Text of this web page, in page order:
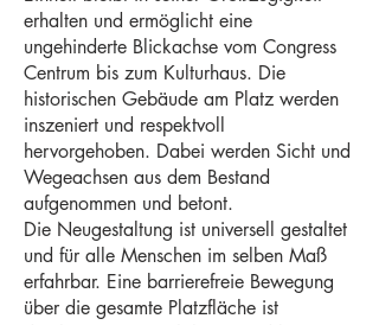
erhalten und ermöglicht eine
ungehinderte Blickachse vom Congress
Centrum bis zum Kulturhaus. Die
historischen Gebäude am Platz werden
inszeniert und respektvoll
hervorgehoben. Dabei werden Sicht und
Wegeachsen aus dem Bestand
aufgenommen und betont.
Die Neugestaltung ist universell gestaltet
und für alle Menschen im selben Maß
erfahrbar. Eine barrierefreie Bewegung
über die gesamte Platzfläche ist